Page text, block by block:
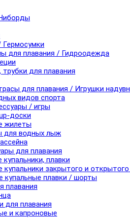
для плавания / Гидроодежда
для плавания
для плавания / Игрушки
видов спорта
/ игры
доски
жилеты
для водных лыж
для плавания
купальники, плавки
купальники закрытого и
купальные плавки / шорты
плавания
для плавания
и капроновые